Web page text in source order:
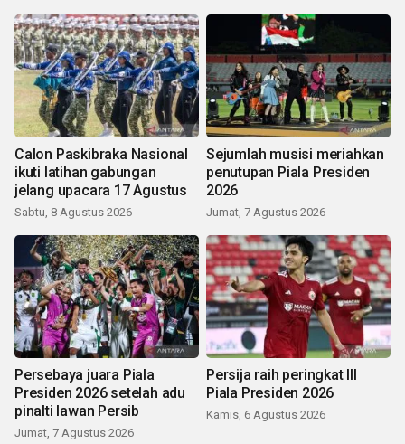
Calon Paskibraka Nasional
ikuti latihan gabungan
jelang upacara 17 Agustus
Sabtu, 8 Agustus 2026
Sejumlah musisi meriahkan
penutupan Piala Presiden
2026
Jumat, 7 Agustus 2026
Persebaya juara Piala
Presiden 2026 setelah adu
pinalti lawan Persib
Jumat, 7 Agustus 2026
Persija raih peringkat III
Piala Presiden 2026
Kamis, 6 Agustus 2026